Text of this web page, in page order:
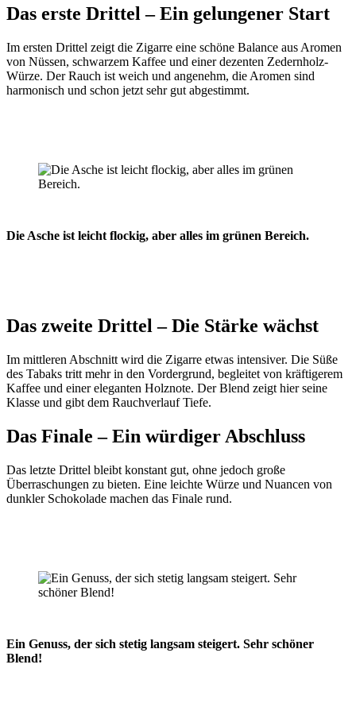
Das erste Drittel – Ein gelungener Start
Im ersten Drittel zeigt die Zigarre eine schöne Balance aus Aromen
von Nüssen, schwarzem Kaffee und einer dezenten Zedernholz-
Würze. Der Rauch ist weich und angenehm, die Aromen sind
harmonisch und schon jetzt sehr gut abgestimmt.
Die Asche ist leicht flockig, aber alles im grünen Bereich.
Das zweite Drittel – Die Stärke wächst
Im mittleren Abschnitt wird die Zigarre etwas intensiver. Die Süße
des Tabaks tritt mehr in den Vordergrund, begleitet von kräftigerem
Kaffee und einer eleganten Holznote. Der Blend zeigt hier seine
Klasse und gibt dem Rauchverlauf Tiefe.
Das Finale – Ein würdiger Abschluss
Das letzte Drittel bleibt konstant gut, ohne jedoch große
Überraschungen zu bieten. Eine leichte Würze und Nuancen von
dunkler Schokolade machen das Finale rund.
Ein Genuss, der sich stetig langsam steigert. Sehr schöner
Blend!